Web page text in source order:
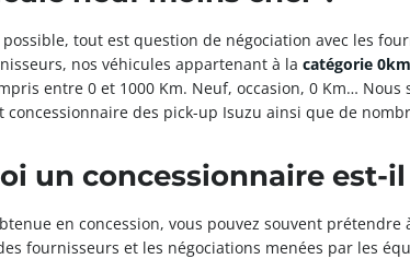
possible, tout est question de négociation avec les
nos véhicules appartenant à la catégorie 0km
entre 0 et 1000 Km. Neuf, occasion, 0 Km…
des pick-up Isuzu ainsi que de
un concessionnaire est-
en concession, vous pouvez souvent
fournisseurs et les négociations menées par les